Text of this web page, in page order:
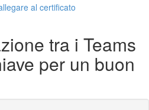
al certificato
tra i Teams
per un buon